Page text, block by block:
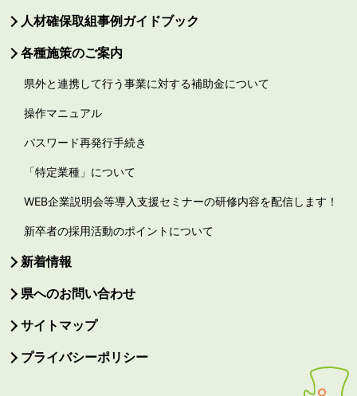
人材確保取組事例ガイドブック
各種施策のご案内
県外と連携して行う事業に対する補助金について
操作マニュアル
パスワード再発行手続き
「特定業種」について
WEB企業説明会等導入支援セミナーの研修内容を配信します！
新卒者の採用活動のポイントについて
新着情報
県へのお問い合わせ
サイトマップ
プライバシーポリシー